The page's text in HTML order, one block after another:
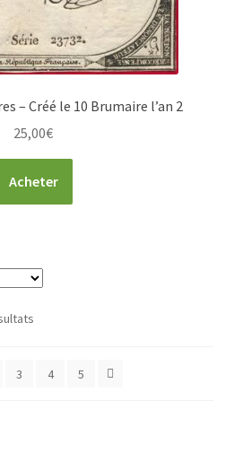
– Créé le 10 Brumaire l’an 2
25,00€
Acheter
3 4 5